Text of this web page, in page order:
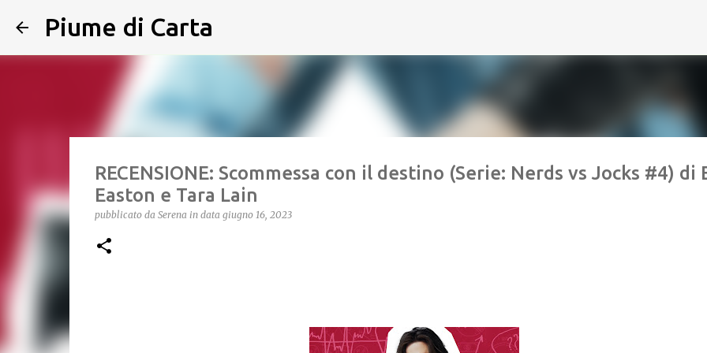
Piume di Carta
RECENSIONE: Scommessa con il destino (Serie: Nerds vs Jocks #4) di
Easton e Tara Lain
pubblicato da Serena in data giugno 16, 2023